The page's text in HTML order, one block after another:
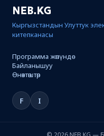
NEB.KG
Кыргызстандын Улуттук
китепканасы
Программа жөнүндө
Байланышуу
Өнөктөштөр
F I